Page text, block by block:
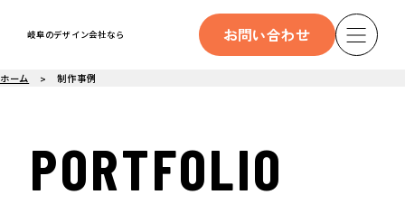
岐阜のデザイン会社なら お問い合わせ
ホーム 制作事例
PORTFOLIO